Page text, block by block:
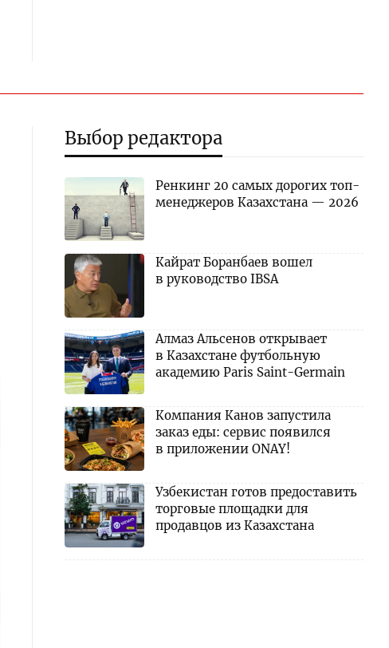
Выбор редактора
Ренкинг 20 самых дорогих топ-
менеджеров Казахстана — 2026
Кайрат Боранбаев вошел
в руководство IBSA
Алмаз Альсенов открывает
в Казахстане футбольную
академию Paris Saint-Germain
Компания Канов запустила
заказ еды: сервис появился
в приложении ONAY!
Узбекистан готов предоставить
торговые площадки для
продавцов из Казахстана